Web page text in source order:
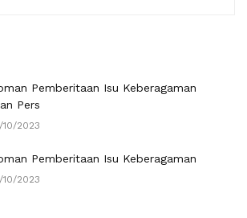
Pemberitaan Isu Keberagaman
Pers
2023
Pemberitaan Isu Keberagaman
2023